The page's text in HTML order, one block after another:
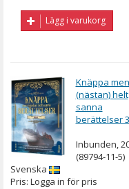
Lägg i varukorg
Knäppa men
(nästan) helt
sanna
berättelser 3
Inbunden,
(89794-11-5)
Svenska
Pris: Logga in för pris